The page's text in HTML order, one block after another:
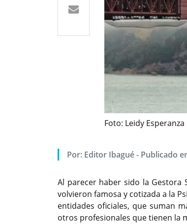
Foto: Leidy
Por: Editor Ibagué - Publicado
Al parecer haber sido la Gestora
volvieron famosa y cotizada a la
entidades oficiales, que suman
otros profesionales que tienen la